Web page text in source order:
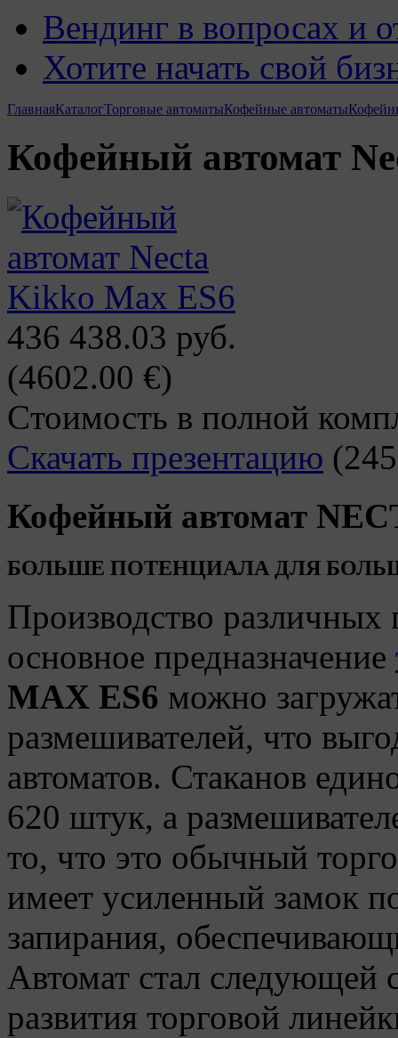
Вендинг в вопросах и
Хотите начать свой
ГлавнаяКаталогТорговые автоматыКофейные автоматы
Кофейный автомат
436 438.03 руб.
(4602.00 €)
Cтоимость в полной
Скачать презентацию
Кофейный автомат
БОЛЬШE ПОТЕНЦИАЛА ДЛЯ
Производство различных
основное предназначение
MAX ES6 можно
размешивателей, что
автоматов. Стаканов
620 штук, а
то, что это обычный
имеет усиленный замок
запирания,
Автомат стал следующей
развития торговой